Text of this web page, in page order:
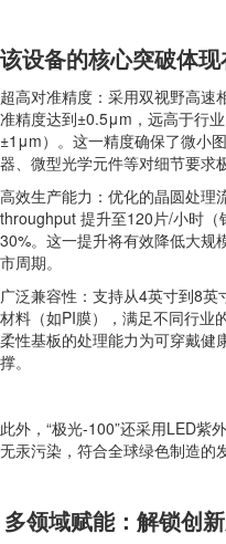
该设备的核心突破体
超高对准精度：采用双视野高速
准精度达到±0.5μm，远高于行
±1μm）。这一精度确保了微小
器、微型光学元件等对细节要求
高效生产能力：优化的晶圆处理
throughput 提升至120片/小时（
30%。这一提升将有效降低大规
市周期。
广泛兼容性：支持从4英寸到8
材料（如PI膜），满足不同行业
柔性基板的处理能力为可穿戴健
撑。
此外，“极光-100”还采用LED紫
无汞污染，符合全球绿色制造的
多领域赋能：解锁创